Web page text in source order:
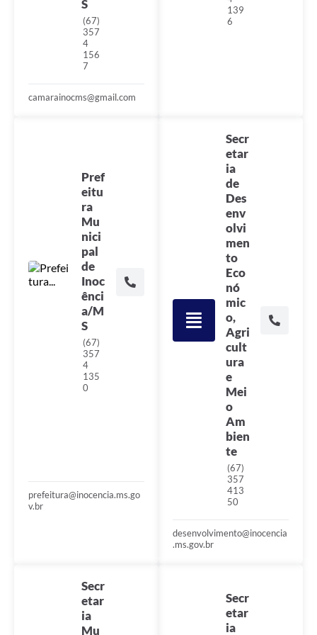
Cadeia Integrada de Valor
Instrumentos de Gestão - SAÚDE
LGPD - Governo Digital
licenciamento ambiental
Perguntas e respostas frequentes
S
(67)
357
4
156
7
camarainocms@gmail.com
139
6
Pref
eitu
ra
Mu
nici
pal
de
Inoc
ênci
a/M
S
(67)
357
4
135
0
prefeitura@inocencia.ms.go
v.br
Secr
etar
ia
de
Des
env
olvi
men
to
Eco
nó
mic
o,
Agri
cult
ura
e
Mei
o
Am
bien
te
(67)
357
413
50
desenvolvimento@inocencia
.ms.gov.br
Secr
etar
ia
Mu
Secr
etar
ia